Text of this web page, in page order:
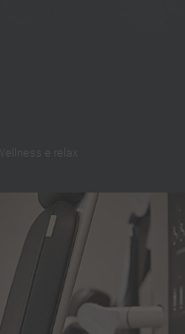
Wellness e relax